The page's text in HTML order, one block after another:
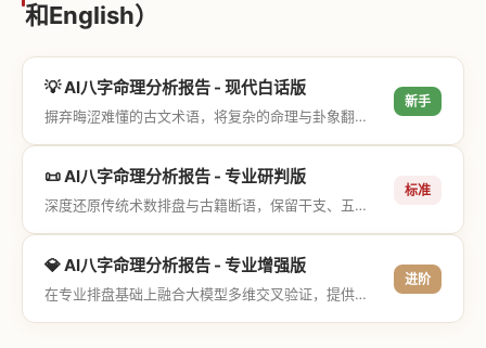
和English）
💡 AI八字命理分析报告 - 现代白话版
摒弃晦涩难懂的古文术语，将复杂的命理与卦象翻译成通俗易懂的现代大白话，直击结果与生活建议，零门槛轻松阅读。
新手
📜 AI八字命理分析报告 - 专业研判版
深度还原传统术数排盘与古籍断语，保留干支、五行与神煞等专业术语，适合追求严谨考证与具备易学基础的用户。
标准
💎 AI八字命理分析报告 - 专业增强版
在专业排盘基础上融合大模型多维交叉验证，提供更详尽的流年推演、应期运筹、象意深度剖析，以及全方位的运筹决策指导。
进阶